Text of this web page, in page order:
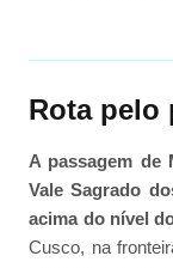
Rota pelo
A passagem de
Vale Sagrado
acima do nível
Cusco, na